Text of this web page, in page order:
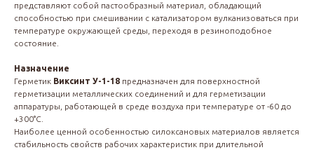
представляют собой пастообразный материал, обладающий
способностью при смешивании с катализатором вулканизоваться при
температуре окружающей среды, переходя в резиноподобное
состояние.
Назначение
Герметик Виксинт У-1-18 предназначен для поверхностной
герметизации металлических соединений и для герметизации
аппаратуры, работающей в среде воздуха при температуре от -60 до
+300°С.
Наиболее ценной особенностью силоксановых материалов является
стабильность свойств рабочих характеристик при длительной